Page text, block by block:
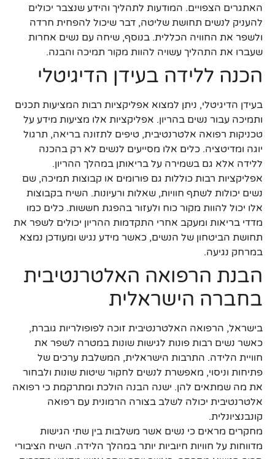
האתגרים הצפויים. המודעות לתהליך והידע שנצבר יכולים
להעניק לנשים תחושת שליטה, דבר שיכול להפחית חרדה
ולשפר את החוויה הכללית. בנוסף, שיחה עם נשים אחרות
שעברו את התהליך עשויה להוות מקור תמיכה והבנה.
הכנה ללידה בעידן הדיגיטלי
בעידן הדיגיטלי, ניתן למצוא אפליקציות רבות המציעות תכנים
ותמיכה עבור נשים בהריון. אפליקציות אלו מציעות מידע על
טכניקות רפואה אלטרנטיבית, טיפים לתזונה בריאה, תרגול
יוגה ומדיטציה. כלים אלו מסייעים לנשים לא רק בהכנה
ללידה אלא גם בשמירה על בריאותן במהלך ההריון.
אפליקציות רבות כוללות גם פורומים או קבוצות תמיכה, שם
נשים יכולות לשתף חוויות, שאלות ורעיונות. השיח בקבוצות
אלו יכול להוות מקור כוח ולעזור בהפגת חששות. כלים כמו
מדדי בריאות ומעקב אחרי התקדמות ההריון יכולים לשפר את
תחושת הביטחון של הנשים, כאשר מידע נגיש ומעודכן נמצא
במרחק נגיעה.
הבנת הרפואה האלטרנטיבית
בחברה הישראלית
בישראל, הרפואה האלטרנטיבית זוכה לפופולריות גוברת,
כאשר נשים רבות פונות לגישות שונות במטרה לשפר את
חוויית הלידה. התרבות הישראלית, המשלבת ערכים של
פתיחות וניסוי, מאפשרת לנשים לחקור שיטות שונות ולבחור
את מה שמתאים להן. ישנה הבנה הולכת ומתרקמת כי רפואה
אלטרנטיבית יכולה לשלב בצורה הרמונית עם רפואה
קונבנציונלית.
מחקרים מראים כי נשים אשר משלבות בין שתי הגישות
מדווחות על חוויות חיוביות יותר במהלך הלידה. השיח הציבורי